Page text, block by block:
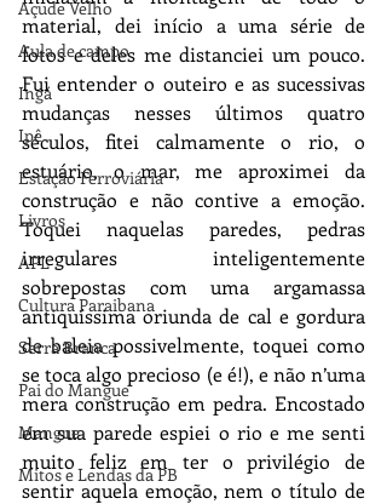
Açude Velho
Aula de campo
Ingá
Ipê
Estação Ferroviária
Livros
APL
Cultura Paraibana
Serra Branca
Pai do Mangue
Mangue
Mitos e Lendas da PB
material, dei início a uma série de
fotos e deles me distanciei um pouco.
Fui entender o outeiro e as sucessivas
mudanças nesses últimos quatro
séculos, fitei calmamente o rio, o
estuário, o mar, me aproximei da
construção e não contive a emoção.
Toquei naquelas paredes, pedras
irregulares inteligentemente
sobrepostas com uma argamassa
antiquíssima oriunda de cal e gordura
de baleia possivelmente, toquei como
se toca algo precioso (e é!), e não n’uma
mera construção em pedra. Encostado
em sua parede espiei o rio e me senti
muito feliz em ter o privilégio de
sentir aquela emoção, nem o título de